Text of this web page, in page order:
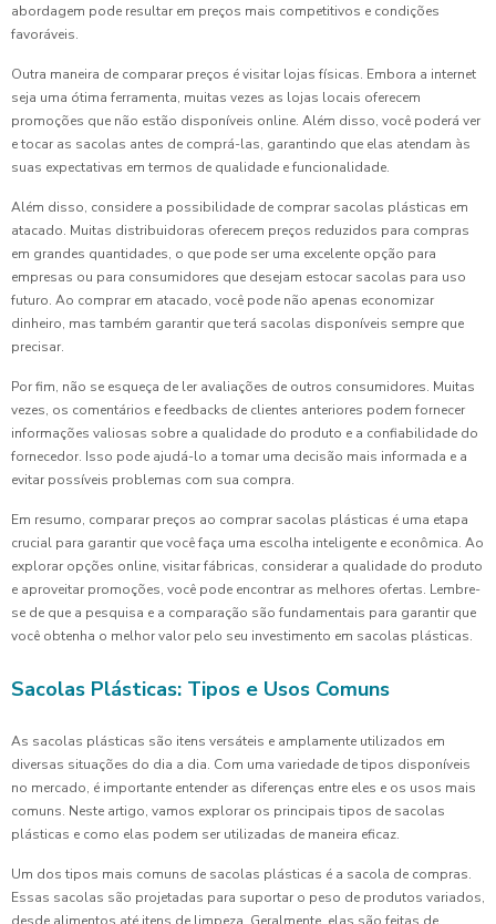
abordagem pode resultar em preços mais competitivos e condições
favoráveis.
Outra maneira de comparar preços é visitar lojas físicas. Embora a internet
seja uma ótima ferramenta, muitas vezes as lojas locais oferecem
promoções que não estão disponíveis online. Além disso, você poderá ver
e tocar as sacolas antes de comprá-las, garantindo que elas atendam às
suas expectativas em termos de qualidade e funcionalidade.
Além disso, considere a possibilidade de comprar sacolas plásticas em
atacado. Muitas distribuidoras oferecem preços reduzidos para compras
em grandes quantidades, o que pode ser uma excelente opção para
empresas ou para consumidores que desejam estocar sacolas para uso
futuro. Ao comprar em atacado, você pode não apenas economizar
dinheiro, mas também garantir que terá sacolas disponíveis sempre que
precisar.
Por fim, não se esqueça de ler avaliações de outros consumidores. Muitas
vezes, os comentários e feedbacks de clientes anteriores podem fornecer
informações valiosas sobre a qualidade do produto e a confiabilidade do
fornecedor. Isso pode ajudá-lo a tomar uma decisão mais informada e a
evitar possíveis problemas com sua compra.
Em resumo, comparar preços ao comprar sacolas plásticas é uma etapa
crucial para garantir que você faça uma escolha inteligente e econômica. Ao
explorar opções online, visitar fábricas, considerar a qualidade do produto
e aproveitar promoções, você pode encontrar as melhores ofertas. Lembre-
se de que a pesquisa e a comparação são fundamentais para garantir que
você obtenha o melhor valor pelo seu investimento em sacolas plásticas.
Sacolas Plásticas: Tipos e Usos Comuns
As sacolas plásticas são itens versáteis e amplamente utilizados em
diversas situações do dia a dia. Com uma variedade de tipos disponíveis
no mercado, é importante entender as diferenças entre eles e os usos mais
comuns. Neste artigo, vamos explorar os principais tipos de sacolas
plásticas e como elas podem ser utilizadas de maneira eficaz.
Um dos tipos mais comuns de sacolas plásticas é a sacola de compras.
Essas sacolas são projetadas para suportar o peso de produtos variados,